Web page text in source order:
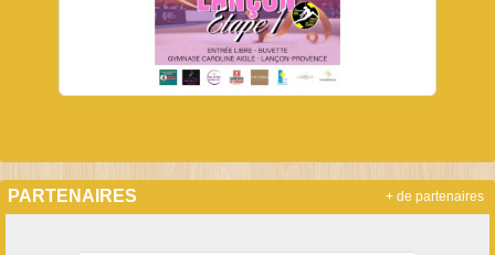
PARTENAIRES + de partenaires